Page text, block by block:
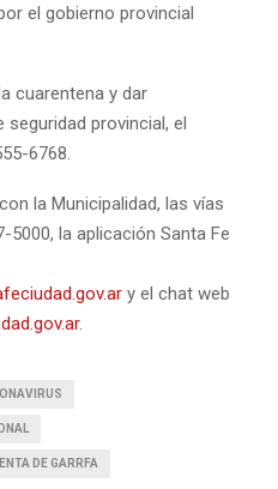
el gobierno provincial
cuarentena y dar
provincial, el
6768.
la Municipalidad, las vías
la aplicación Santa Fe
y el chat web
.
DE GARRFA